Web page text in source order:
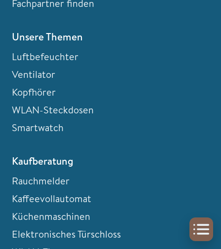
Fachpartner finden
Unsere Themen
Luftbefeuchter
Ventilator
Kopfhörer
WLAN-Steckdosen
Smartwatch
Kaufberatung
Rauchmelder
Kaffeevollautomat
Küchenmaschinen
Elektronisches Türschloss